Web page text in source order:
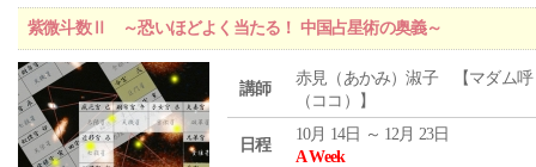
紫微斗数Ⅱ ～恐いほどよく当たる！ 中国占星術の奥義～
講師
赤見（あかみ）淑子 【マダム呼
（ココ）】
日程
10月 14日 ～ 12月 23日
A Week